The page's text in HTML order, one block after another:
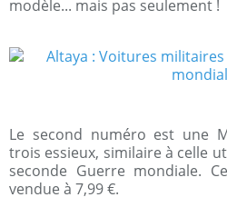
modèle... mais pas seulement !
Le second numéro est une
trois essieux, similaire à celle
seconde Guerre mondiale.
vendue à 7,99 €.